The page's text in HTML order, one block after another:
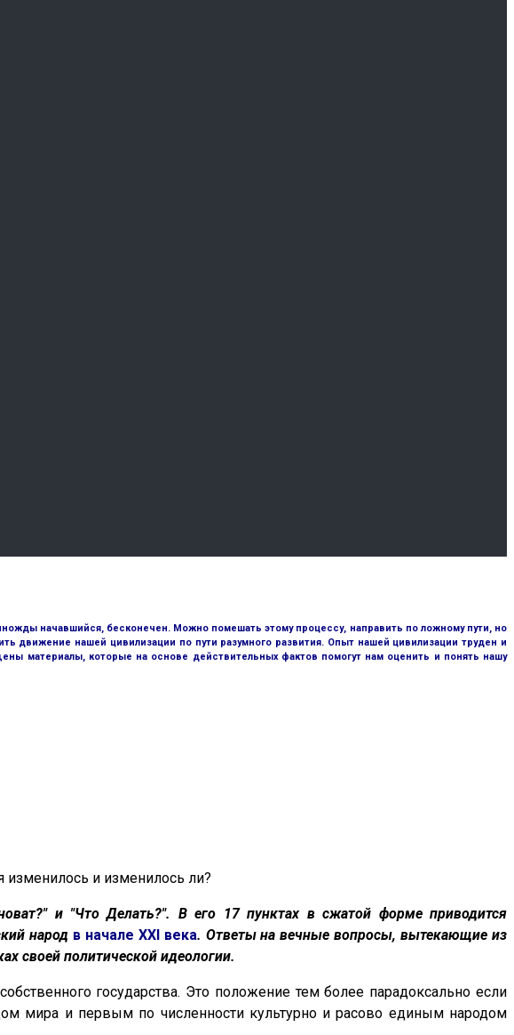
начавшийся, бесконечен. Можно помешать этому процессу, направить по ложному пути, но
движение нашей цивилизации по пути разумного развития. Опыт нашей цивилизации труден и
материалы, которые на основе действительных фактов помогут нам оценить и понять нашу
изменилось и изменилось ли?
и "Что Делать?". В его 17 пунктах в сжатой форме приводится
народ в начале XXI века. Ответы на вечные вопросы, вытекающие из
своей политической идеологии.
государства. Это положение тем более парадоксально если
мира и первым по численности культурно и расово единым народом